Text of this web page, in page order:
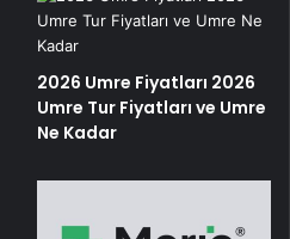
2026 Umre Fiyatları 2026
Umre Tur Fiyatları ve Umre
Ne Kadar